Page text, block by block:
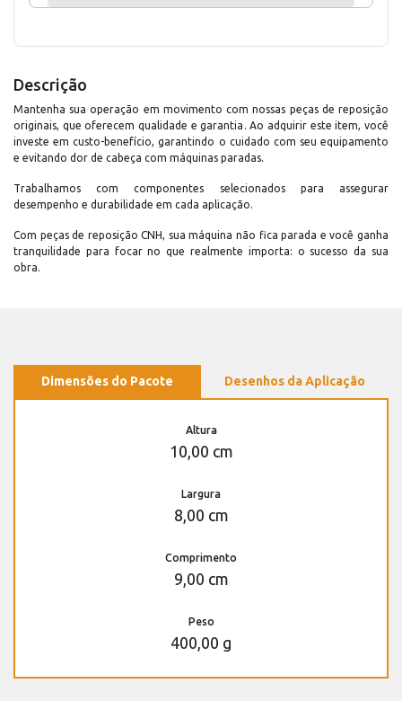
Descrição
Mantenha sua operação em movimento com nossas peças de reposição
originais, que oferecem qualidade e garantia. Ao adquirir este item, você
investe em custo-benefício, garantindo o cuidado com seu equipamento
e evitando dor de cabeça com máquinas paradas.
Trabalhamos com componentes selecionados para assegurar
desempenho e durabilidade em cada aplicação.
Com peças de reposição CNH, sua máquina não fica parada e você ganha
tranquilidade para focar no que realmente importa: o sucesso da sua
obra.
Dimensões do Pacote Desenhos da Aplicação
Altura
10,00 cm
Largura
8,00 cm
Comprimento
9,00 cm
Peso
400,00 g